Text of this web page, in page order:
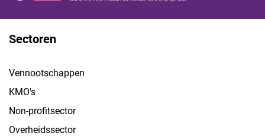
Sectoren
Vennootschappen
KMO's
Non-profitsector
Overheidssector